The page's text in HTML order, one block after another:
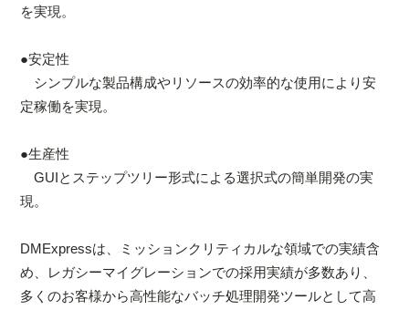
を実現。
●安定性
シンプルな製品構成やリソースの効率的な使用により安
定稼働を実現。
●生産性
GUIとステップツリー形式による選択式の簡単開発の実
現。
DMExpressは、ミッションクリティカルな領域での実績含
め、レガシーマイグレーションでの採用実績が多数あり、
多くのお客様から高性能なバッチ処理開発ツールとして高